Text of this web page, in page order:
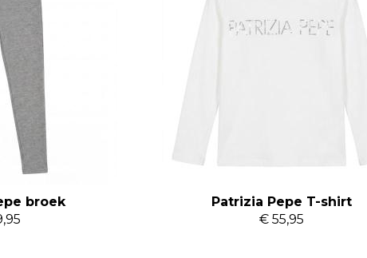
broek
Patrizia Pepe T-shirt
€ 55,95